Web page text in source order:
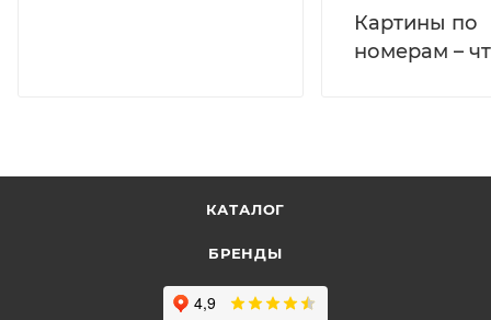
Картины по
номерам –
КАТАЛОГ
БРЕНДЫ